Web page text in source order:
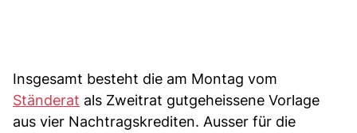
Insgesamt besteht die am Montag vom
Ständerat als Zweitrat gutgeheissene Vorlage
aus vier Nachtragskrediten. Ausser für die